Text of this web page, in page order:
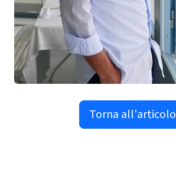
Torna all'articolo